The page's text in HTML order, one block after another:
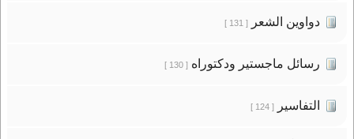
دواوين الشعر[ 131 ]
رسائل ماجستير ودكتوراه[ 130 ]
التفاسير[ 124 ]